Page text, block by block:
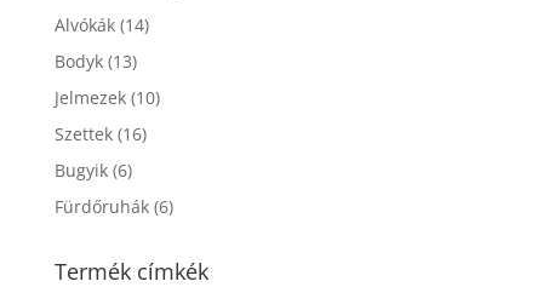
Alvókák (14)
Bodyk (13)
Jelmezek (10)
Szettek (16)
Bugyik (6)
Fürdőruhák (6)
Termék címkék